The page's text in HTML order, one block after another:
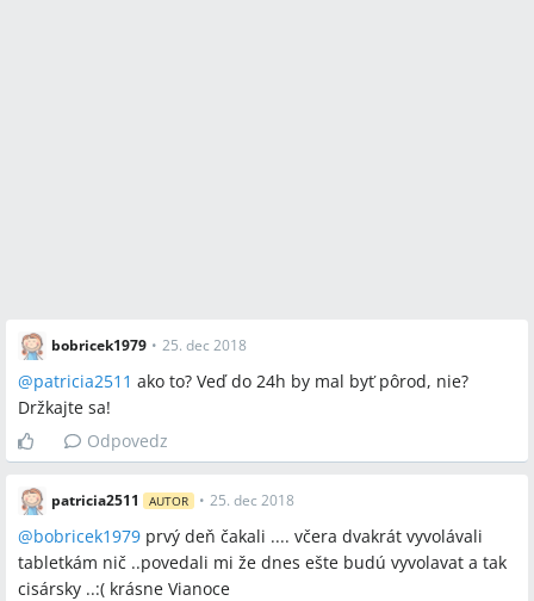
bobricek1979 • 25. dec 2018
@patricia2511 ako to? Veď do 24h by mal byť pôrod, nie?
Držkajte sa!
Odpovedz
patricia2511 AUTOR • 25. dec 2018
@bobricek1979 prvý deň čakali .... včera dvakrát vyvolávali
tabletkám nič ..povedali mi že dnes ešte budú vyvolavat a tak
cisársky ..:( krásne Vianoce